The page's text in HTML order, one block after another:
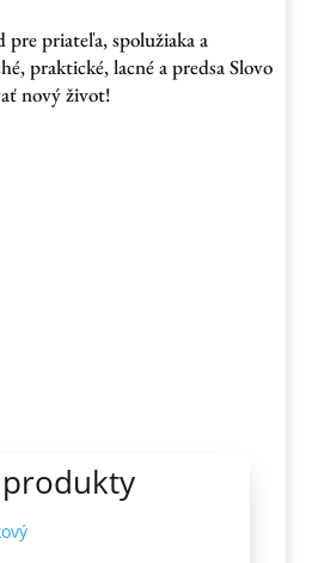
pre priateľa, spolužiaka a
praktické, lacné a predsa Slovo
nový život!
produkty